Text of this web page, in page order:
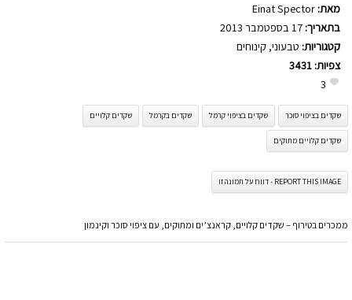
מאת: Einat Spector
בתאריך:
קטגוריות: טבעוני, קינוחים
צפיות: 3431
3
שקדים בציפוי סוכר שקדים בציפוי קרמל שקדים בקרמל שקדים קלויים
שקדים קלויים מתוקים
REPORT THIS IMAGE - דווח על תמונה זו
ממכרים בטירוף – שקדים קלויים, קראנצ’ים ומתוקים, עם ציפוי סוכר וקינמון